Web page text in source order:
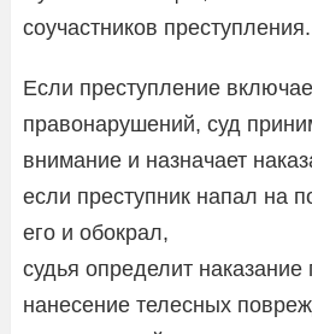
соучастников преступления.
Если преступление
правонарушений, суд
внимание и назначает
если преступник напал на
его и обокрал,
судья определит наказание
нанесение телесных